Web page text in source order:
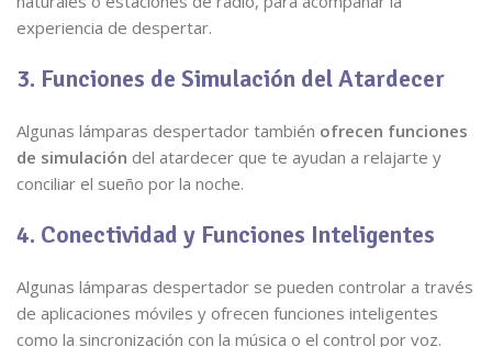
experiencia de despertar.
3. Funciones de Simulación del Atardecer
Algunas lámparas despertador también ofrecen funciones
de simulación del atardecer que te ayudan a relajarte y
conciliar el sueño por la noche.
4. Conectividad y Funciones Inteligentes
Algunas lámparas despertador se pueden controlar a través
de aplicaciones móviles y ofrecen funciones inteligentes
como la sincronización con la música o el control por voz.